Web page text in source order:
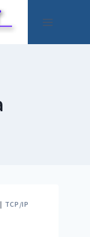
| TCP/IP